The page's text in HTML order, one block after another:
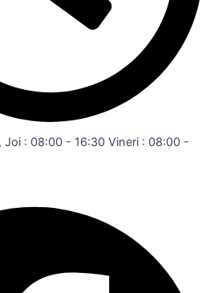
Joi : 08:00 - 16:30 Vineri : 08:00 -